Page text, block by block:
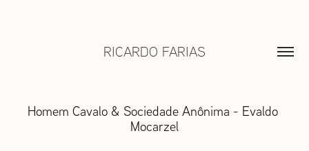
RICARDO FARIAS
Homem Cavalo & Sociedade Anônima - Evaldo
Mocarzel